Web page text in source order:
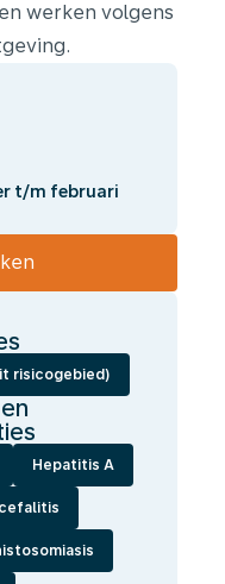
werken volgens
t/m februari
risicogebied)
Hepatitis A